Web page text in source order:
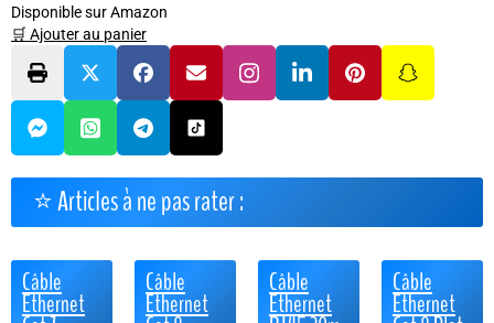
Disponible sur Amazon
🛒 Ajouter au panier
⭐ Articles à ne pas rater :
Câble
Ethernet
Câble
Ethernet
Câble
Ethernet
Câble
Ethernet